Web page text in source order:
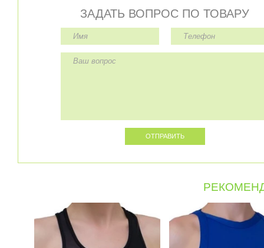
ЗАДАТЬ ВОПРОС ПО ТОВАРУ